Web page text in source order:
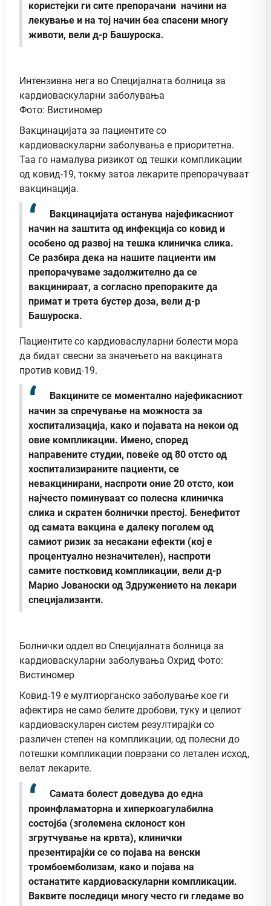
користејки ги сите препорачани начини на
лекување и на тој начин беа спасени многу
животи, вели д-р Башуроска.
Интензивна нега во Специјалната болница за
кардиоваскуларни заболувања
Фото: Вистиномер
Вакцинацијата за пациентите со
кардиоваскуларни заболувања е приоритетна.
Таа го намалува ризикот од тешки компликации
од ковид-19, токму затоа лекарите препорачуваат
вакцинација.
Вакцинацијата останува најефикасниот
начин на заштита од инфекција со ковид и
особено од развој на тешка клиничка слика.
Се разбира дека на нашите пациенти им
препорачуваме задолжително да се
вакцинираат, а согласно препораките да
примат и трета бустер доза, вели д-р
Башуроска.
Пациентите со кардиоваслуларни болести мора
да бидат свесни за значењето на вакцината
против ковид-19.
Вакцините се моментално најефикасниот
начин за спречување на можноста за
хоспитализација, како и појавата на некои од
овие компликации. Имено, според
направените студии, повеќе од 80 отсто од
хоспитализираните пациенти, се
невакцинирани, наспроти оние 20 отсто, кои
најчесто поминуваат со полесна клиничка
слика и скратен болнички престој. Бенефитот
од самата вакцина е далеку поголем од
самиот ризик за несакани ефекти (кој е
процентуално незначителен), наспроти
самите постковид компликации, вели д-р
Марио Јованоски од Здружението на лекари
специјализанти.
Болнички оддел во Специјалната болница за
кардиоваскуларни заболувања Охрид Фото:
Вистиномер
Ковид-19 е мултиорганско заболување кое ги
афектира не само белите дробови, туку и целиот
кардиоваскуларен систем резултирајќи со
различен степен на компликации, од полесни до
потешки компликации поврзани со летален исход,
велат лекарите.
Самата болест доведува до една
проинфламаторна и хиперкоагулабилна
состојба (зголемена склоност кон
згрутчување на крвта), клинички
презентирајќи се со појава на венски
тромбоемболизам, како и појава на
останатите кардиоваскуларни компликации.
Ваквите последици многу често ги гледаме во